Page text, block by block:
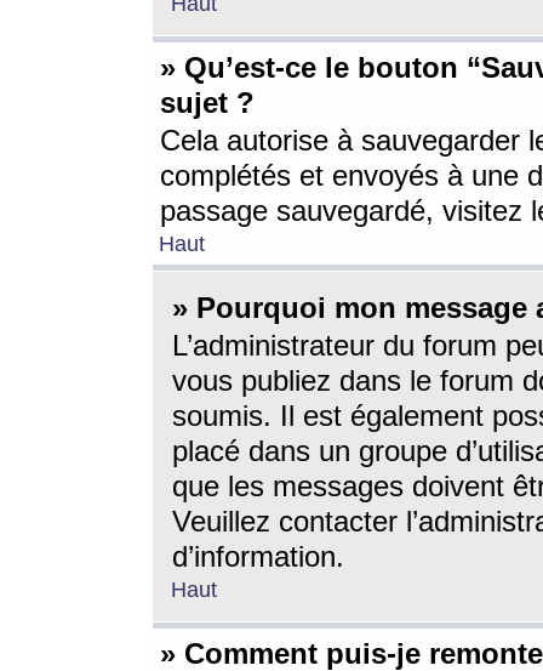
» Qu’est-ce le bouton
sujet ?
Cela autorise à sauvegarder
complétés et envoyés à une
passage sauvegardé, visitez
Haut
» Pourquoi mon message
L’administrateur du forum
vous publiez dans le forum
soumis. Il est également
placé dans un groupe
que les messages doivent
Veuillez contacter
d’information.
Haut
» Comment puis-je